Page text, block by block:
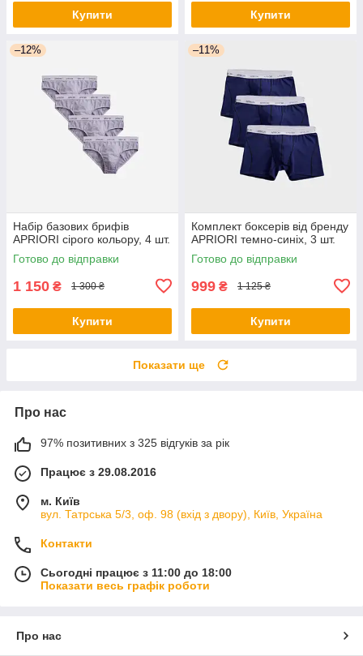
Купити Купити
–12%
Набір базових брифів
APRIORI сірого кольору, 4 шт.
Готово до відправки
1 150 ₴ 1 300 ₴
Купити
–11%
Комплект боксерів від бренду
APRIORI темно-синіх, 3 шт.
Готово до відправки
999 ₴ 1 125 ₴
Купити
Показати ще
Про нас
97% позитивних з 325 відгуків за рік
Працює з 29.08.2016
м. Київ
вул. Татрська 5/3, оф. 98 (вхід з двору), Київ, Україна
Контакти
Сьогодні працює з 11:00 до 18:00
Показати весь графік роботи
Про нас